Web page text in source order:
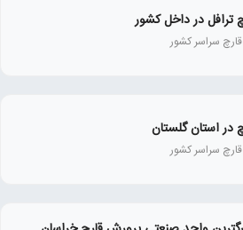
ترافل در داخل کشور
قارچ سراسر کشور
در استان گلستان
قارچ سراسر کشور